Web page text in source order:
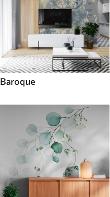
Baroque